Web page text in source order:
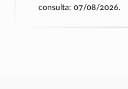
consulta: 07/08/2026.